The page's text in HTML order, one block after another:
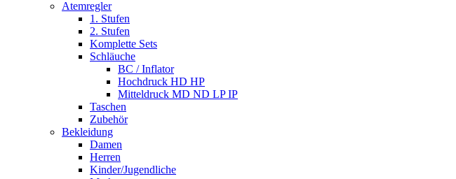
Atemregler
1. Stufen
2. Stufen
Komplette Sets
Schläuche
BC / Inflator
Hochdruck HD HP
Mitteldruck MD ND LP IP
Taschen
Zubehör
Bekleidung
Damen
Herren
Kinder/Jugendliche